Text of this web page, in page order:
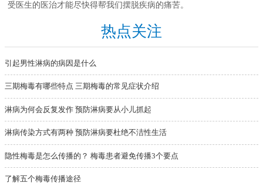
受医生的医治才能尽快得帮我们摆脱疾病的痛苦。
热点关注
引起男性淋病的病因是什么
三期梅毒有哪些特点 三期梅毒的常见症状介绍
淋病为何会反复发作 预防淋病要从小儿抓起
淋病传染方式有两种 预防淋病要杜绝不洁性生活
隐性梅毒是怎么传播的？ 梅毒患者避免传播3个要点
了解五个梅毒传播途径